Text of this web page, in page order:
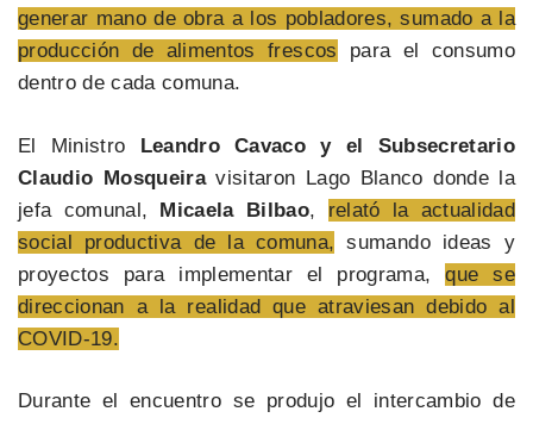
generar mano de obra a los pobladores, sumado a la
producción de alimentos frescos para el consumo
dentro de cada comuna.
El Ministro Leandro Cavaco y el Subsecretario
Claudio Mosqueiravisitaron Lago Blanco donde la
jefa comunal, Micaela Bilbao, relató la actualidad
social productiva de la comuna, sumando ideas y
proyectos para implementar el programa,que se
direccionan a la realidad que atraviesan debido al
COVID-19.
Durante el encuentro se produjo el intercambio de